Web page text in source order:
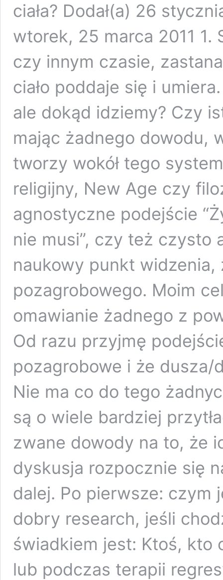
ciała? Dodał(a) 26
wtorek, 25 marca 2011
czy innym czasie,
ciało poddaje się i
ale dokąd idziemy? Czy
mając żadnego dowodu,
tworzy wokół tego
religijny, New Age czy
agnostyczne podejście
nie musi”, czy też
naukowy punkt widzenia,
pozagrobowego. Moim
omawianie żadnego z
Od razu przyjmę
pozagrobowe i że dusza/
Nie ma co do tego
są o wiele bardziej
zwane dowody na to, że
dyskusja rozpocznie się
dalej. Po pierwsze: czym
dobry research, jeśli
świadkiem jest: Ktoś, kto
lub podczas terapii